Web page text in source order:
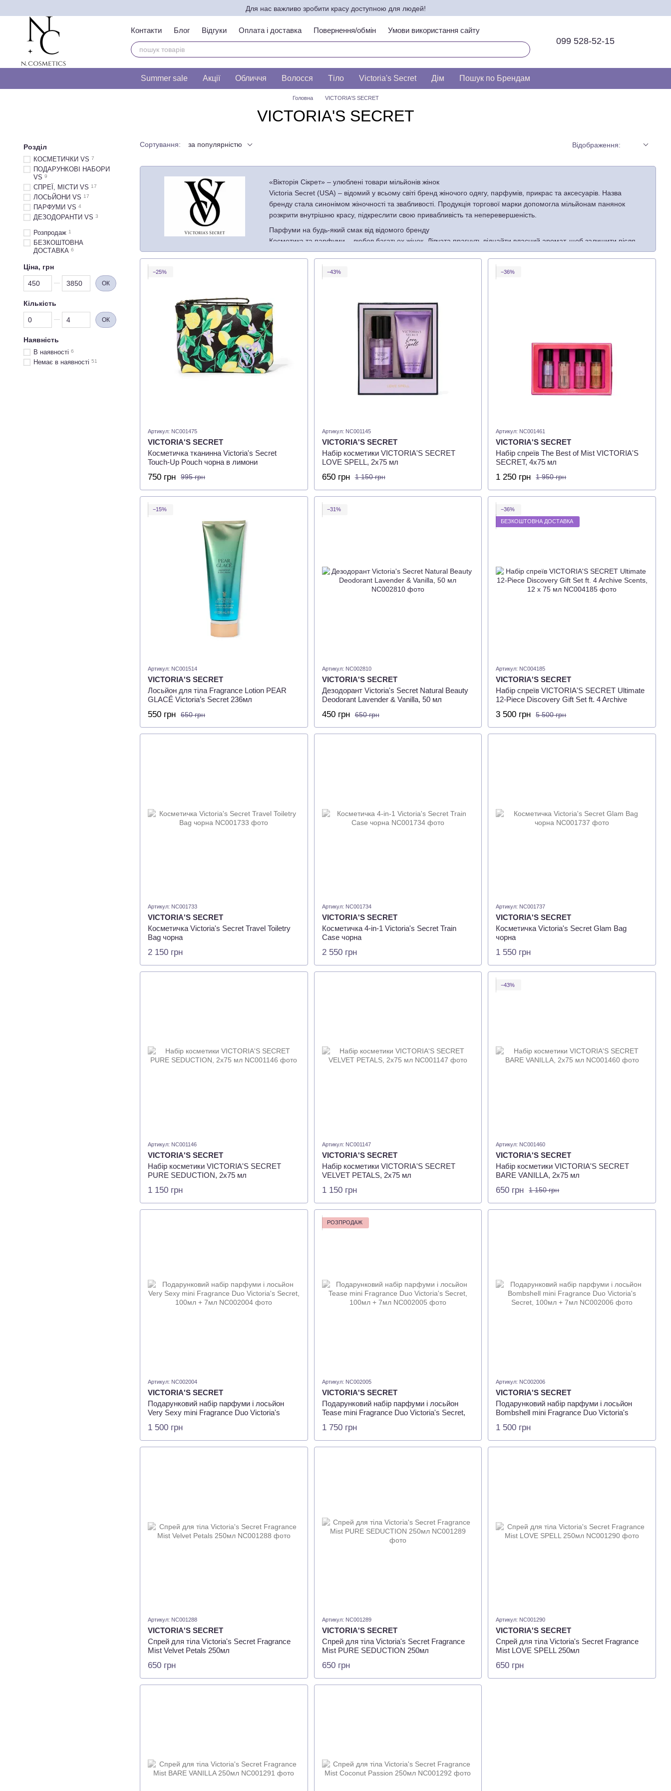
Для нас важливо зробити красу доступною для людей!
Контакти Блог Відгуки Оплата і доставка Повернення/обмін
Умови використання сайту
Тест на визначення типу шкіри по ЛЕСЛІ БАУМАНН
099 528-52-15
Summer sale Акції Обличчя Волосся Тіло Victoria's Secret Дім Пошук по Брендам
Головна VICTORIA'S SECRET
VICTORIA'S SECRET
Сортування: за популярністю Відображення:
«Вікторія Сікрет» – улюблені товари мільйонів жінок
Victoria Secret (USA) – відомий у всьому світі бренд жіночого одягу, парфумів, прикрас та аксесуарів. Назва
бренду стала синонімом жіночності та звабливості. Продукція торгової марки допомогла мільйонам панянок
розкрити внутрішню красу, підкреслити свою привабливість та неперевершеність.
Парфуми на будь-який смак від відомого бренду
Косметика та парфуми – любов багатьох жінок. Дівчата прагнуть віднайти власний аромат, щоб залишити після
себе неймовірні спогади. Цікаві новинки можна знайти в кожній колекції «Вікторія Сікрет». Серед популярних
Pure Seduction. Поєднує фруктові та квіткові аромати. Містить ноти білої фрезії, ромашки та сливи.
Love. Парфуми зі справжнім ароматом кохання та пристрасті. Підходять для вечірок і романтичних побачень.
−25%
Артикул: NC001475
VICTORIA'S SECRET
Косметичка тканинна Victoria's Secret
Touch-Up Pouch чорна в лимони
995 грн
750 грн
−43%
Артикул: NC001145
VICTORIA'S SECRET
Набір косметики VICTORIA'S SECRET
LOVE SPELL, 2х75 мл
1 150 грн
650 грн
−36%
Артикул: NC001461
VICTORIA'S SECRET
Набір спреїв The Best of Mist VICTORIA'S
SECRET, 4х75 мл
1 950 грн
1 250 грн
−15%
Артикул: NC001514
VICTORIA'S SECRET
Лосьйон для тіла Fragrance Lotion PEAR
GLACÉ Victoria’s Secret 236мл
650 грн
550 грн
−31%
Артикул: NC002810
VICTORIA'S SECRET
Дезодорант Victoria's Secret Natural Beauty
Deodorant Lavender & Vanilla, 50 мл
650 грн
450 грн
−36%
БЕЗКОШТОВНА ДОСТАВКА
Артикул: NC004185
VICTORIA'S SECRET
Набір спреїв VICTORIA'S SECRET Ultimate
12-Piece Discovery Gift Set ft. 4 Archive
5 500 грн
3 500 грн
Артикул: NC001733
VICTORIA'S SECRET
Косметичка Victoria's Secret Travel Toiletry
Bag чорна
2 150 грн
Артикул: NC001734
VICTORIA'S SECRET
Косметичка 4-in-1 Victoria's Secret Train
Case чорна
2 550 грн
Артикул: NC001737
VICTORIA'S SECRET
Косметичка Victoria's Secret Glam Bag
чорна
1 550 грн
Артикул: NC001146
VICTORIA'S SECRET
Набір косметики VICTORIA'S SECRET
PURE SEDUCTION, 2х75 мл
1 150 грн
Артикул: NC001147
VICTORIA'S SECRET
Набір косметики VICTORIA'S SECRET
VELVET PETALS, 2х75 мл
1 150 грн
−43%
Артикул: NC001460
VICTORIA'S SECRET
Набір косметики VICTORIA'S SECRET
BARE VANILLA, 2х75 мл
1 150 грн
650 грн
Артикул: NC002004
VICTORIA'S SECRET
Подарунковий набір парфуми і лосьйон
Very Sexy mini Fragrance Duo Victoria's
1 500 грн
РОЗПРОДАЖ
Артикул: NC002005
VICTORIA'S SECRET
Подарунковий набір парфуми і лосьйон
Tease mini Fragrance Duo Victoria's Secret,
1 750 грн
Артикул: NC002006
VICTORIA'S SECRET
Подарунковий набір парфуми і лосьйон
Bombshell mini Fragrance Duo Victoria's
1 500 грн
Артикул: NC001288
VICTORIA'S SECRET
Спрей для тіла Victoria's Secret Fragrance
Mist Velvet Petals 250мл
650 грн
Артикул: NC001289
VICTORIA'S SECRET
Спрей для тіла Victoria's Secret Fragrance
Mist PURE SEDUCTION 250мл
650 грн
Артикул: NC001290
VICTORIA'S SECRET
Спрей для тіла Victoria's Secret Fragrance
Mist LOVE SPELL 250мл
650 грн
Розділ
КОСМЕТИЧКИ VS 7
ПОДАРУНКОВІ НАБОРИ
VS 9
СПРЕЇ, МІСТИ VS 17
ЛОСЬЙОНИ VS 17
ПАРФУМИ VS 4
ДЕЗОДОРАНТИ VS 3
Розпродаж 1
БЕЗКОШТОВНА
ДОСТАВКА 6
Ціна, грн
Від Ціна, грн
До Ціна, грн ОК
Кількість
Від Кількість
До Кількість ОК
Наявність
В наявності 6
Немає в наявності 51